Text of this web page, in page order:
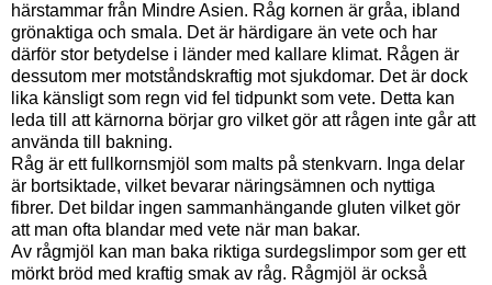
härstammar från Mindre Asien. Råg kornen är gråa, ibland
grönaktiga och smala. Det är härdigare än vete och har
därför stor betydelse i länder med kallare klimat. Rågen är
dessutom mer motståndskraftig mot sjukdomar. Det är dock
lika känsligt som regn vid fel tidpunkt som vete. Detta kan
leda till att kärnorna börjar gro vilket gör att rågen inte går att
använda till bakning.
Råg är ett fullkornsmjöl som malts på stenkvarn. Inga delar
är bortsiktade, vilket bevarar näringsämnen och nyttiga
fibrer. Det bildar ingen sammanhängande gluten vilket gör
att man ofta blandar med vete när man bakar.
Av rågmjöl kan man baka riktiga surdegslimpor som ger ett
mörkt bröd med kraftig smak av råg. Rågmjöl är också